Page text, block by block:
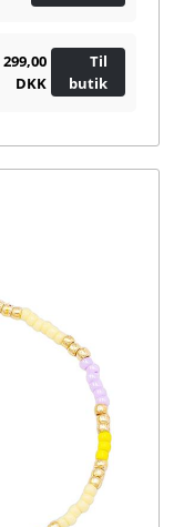
299,00
DKK
Til
butik